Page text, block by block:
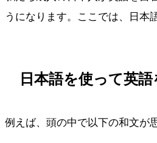
うになります。ここでは、日本
日本語を使って英
例えば、頭の中で以下の和文が